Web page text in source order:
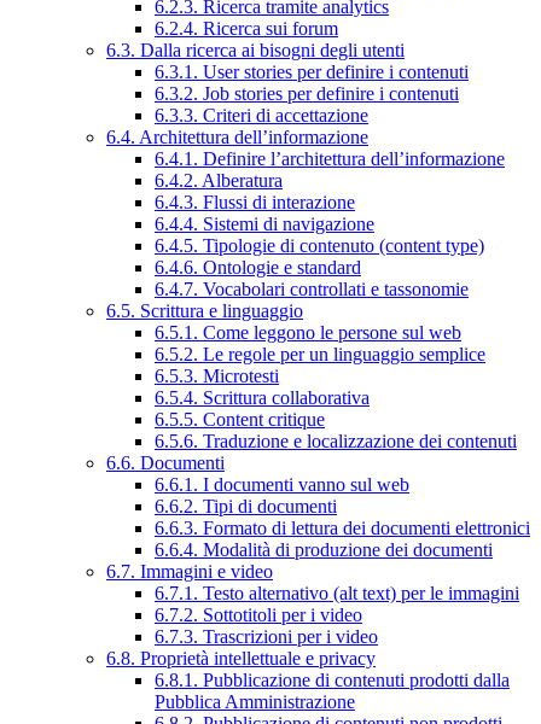
6.2.3. Ricerca tramite analytics
6.2.4. Ricerca sui forum
6.3. Dalla ricerca ai bisogni degli utenti
6.3.1. User stories per definire i contenuti
6.3.2. Job stories per definire i contenuti
6.3.3. Criteri di accettazione
6.4. Architettura dell’informazione
6.4.1. Definire l’architettura dell’informazione
6.4.2. Alberatura
6.4.3. Flussi di interazione
6.4.4. Sistemi di navigazione
6.4.5. Tipologie di contenuto (content type)
6.4.6. Ontologie e standard
6.4.7. Vocabolari controllati e tassonomie
6.5. Scrittura e linguaggio
6.5.1. Come leggono le persone sul web
6.5.2. Le regole per un linguaggio semplice
6.5.3. Microtesti
6.5.4. Scrittura collaborativa
6.5.5. Content critique
6.5.6. Traduzione e localizzazione dei contenuti
6.6. Documenti
6.6.1. I documenti vanno sul web
6.6.2. Tipi di documenti
6.6.3. Formato di lettura dei documenti elettronici
6.6.4. Modalità di produzione dei documenti
6.7. Immagini e video
6.7.1. Testo alternativo (alt text) per le immagini
6.7.2. Sottotitoli per i video
6.7.3. Trascrizioni per i video
6.8. Proprietà intellettuale e privacy
6.8.1. Pubblicazione di contenuti prodotti dalla
Pubblica Amministrazione